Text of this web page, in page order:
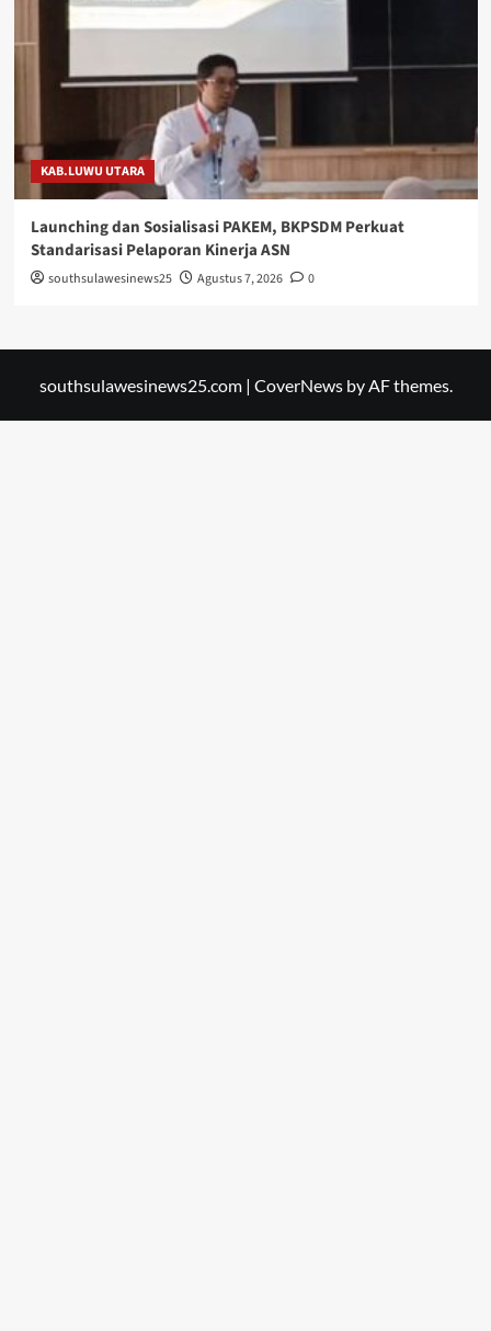
KAB.LUWU UTARA
Launching dan Sosialisasi PAKEM, BKPSDM Perkuat
Standarisasi Pelaporan Kinerja ASN
southsulawesinews25 Agustus 7, 2026 0
southsulawesinews25.com | CoverNewsby AF themes.